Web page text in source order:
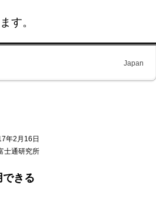
す。
Japan
年2月16日
士通研究所
きる